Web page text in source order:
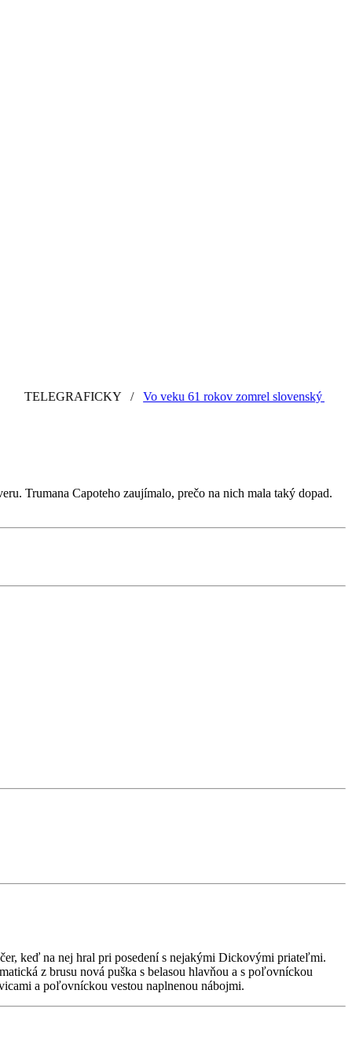
/Vo veku 61 rokov zomrel slovenský grafik a
Trumana Capoteho zaujímalo, prečo na nich mala taký dopad.
keď na nej hral pri posedení s nejakými Dickovými priateľmi.
z brusu nová puška s belasou hlavňou a s poľovníckou
a poľovníckou vestou naplnenou nábojmi.